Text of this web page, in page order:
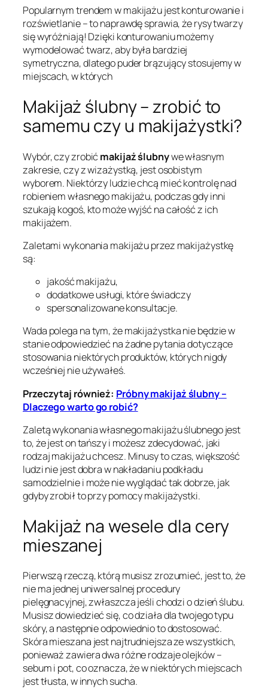
Popularnym trendem w makijażu jest konturowanie i
rozświetlanie – to naprawdę sprawia, że rysy twarzy
się wyróżniają! Dzięki konturowaniu możemy
wymodelować twarz, aby była bardziej
symetryczna, dlatego puder brązujący stosujemy w
miejscach, w których
Makijaż ślubny – zrobić to
samemu czy u makijażystki?
Wybór, czy zrobić makijaż ślubnywe własnym
zakresie, czy z wizażystką, jest osobistym
wyborem. Niektórzy ludzie chcą mieć kontrolę nad
robieniem własnego makijażu, podczas gdy inni
szukają kogoś, kto może wyjść na całość z ich
makijażem.
Zaletami wykonania makijażu przez makijażystkę
są:
jakość makijażu,
dodatkowe usługi, które świadczy
spersonalizowane konsultacje.
Wada polega na tym, że makijażystka nie będzie w
stanie odpowiedzieć na żadne pytania dotyczące
stosowania niektórych produktów, których nigdy
wcześniej nie używałeś.
Przeczytaj również: Próbny makijaż ślubny –
Dlaczego warto go robić?
Zaletą wykonania własnego makijażu ślubnego jest
to, że jest on tańszy i możesz zdecydować, jaki
rodzaj makijażu chcesz. Minusy to czas, większość
ludzi nie jest dobra w nakładaniu podkładu
samodzielnie i może nie wyglądać tak dobrze, jak
gdyby zrobił to przy pomocy makijażystki.
Makijaż na wesele dla cery
mieszanej
Pierwszą rzeczą, którą musisz zrozumieć, jest to, że
nie ma jednej uniwersalnej procedury
pielęgnacyjnej, zwłaszcza jeśli chodzi o dzień ślubu.
Musisz dowiedzieć się, co działa dla twojego typu
skóry, a następnie odpowiednio to dostosować.
Skóra mieszana jest najtrudniejsza ze wszystkich,
ponieważ zawiera dwa różne rodzaje olejków –
sebum i pot, co oznacza, że w niektórych miejscach
jest tłusta, w innych sucha.